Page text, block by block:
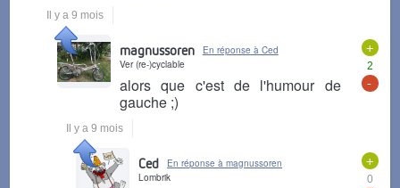
Il y a 9 mois
+
2
-
magnussoren
En réponse à Ced
Ver (re-)cyclable
alors que c'est de l'humour de
gauche ;)
Il y a 9 mois
+
0
Ced
En réponse à magnussoren
Lombrik